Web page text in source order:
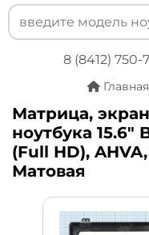
8 (8412) 750-
Главная
Матрица,
ноутбука 15.6"
(Full HD),
Матовая